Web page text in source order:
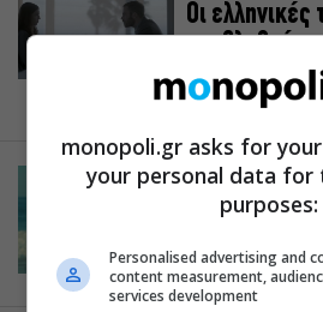
Οι ελληνικές
προβληθούν
10.10.2019
CINEMA
Οι ταινίες
10.10.2019
monopoli.gr asks for
your personal data for
purposes:
Personalised advertising and
content measurement,
services development